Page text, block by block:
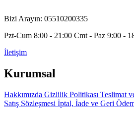
Bizi Arayın: 05510200335
Pzt-Cum 8:00 - 21:00 Cmt - Paz 9:00 -
İletişim
Kurumsal
Hakkımızda Gizlilik Politikası Teslimat
Satış Sözleşmesi İptal, İade ve Geri